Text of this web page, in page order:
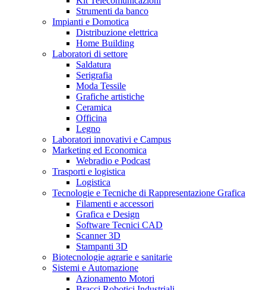
Strumenti da banco
Impianti e Domotica
Distribuzione elettrica
Home Building
Laboratori di settore
Saldatura
Serigrafia
Moda Tessile
Grafiche artistiche
Ceramica
Officina
Legno
Laboratori innovativi e Campus
Marketing ed Economica
Webradio e Podcast
Trasporti e logistica
Logistica
Tecnologie e Tecniche di Rappresentazione Grafica
Filamenti e accessori
Grafica e Design
Software Tecnici CAD
Scanner 3D
Stampanti 3D
Biotecnologie agrarie e sanitarie
Sistemi e Automazione
Azionamento Motori